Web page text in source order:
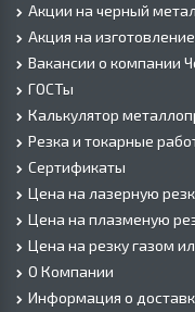
Акции на черный
Акция на
Вакансии о компании
ГОСТы
Калькулятор
Резка и токарные
Сертификаты
Цена на лазерную
Цена на плазменую
Цена на резку газом
О Компании
Информация о